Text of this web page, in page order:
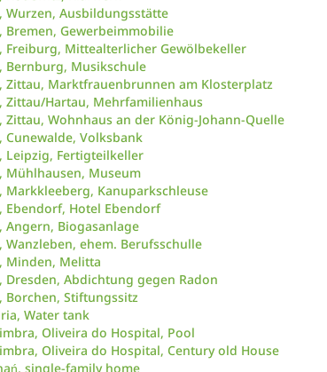
Wurzen, Ausbildungsstätte
Bremen, Gewerbeimmobilie
Freiburg, Mittealterlicher Gewölbekeller
Bernburg, Musikschule
Zittau, Marktfrauenbrunnen am Klosterplatz
Zittau/Hartau, Mehrfamilienhaus
Zittau, Wohnhaus an der König-Johann-Quelle
Cunewalde, Volksbank
Leipzig, Fertigteilkeller
Mühlhausen, Museum
Markkleeberg, Kanuparkschleuse
Ebendorf, Hotel Ebendorf
Angern, Biogasanlage
Wanzleben, ehem. Berufsschulle
Minden, Melitta
Dresden, Abdichtung gegen Radon
Borchen, Stiftungssitz
Water tank
Oliveira do Hospital, Pool
Oliveira do Hospital, Century old House
single-family home